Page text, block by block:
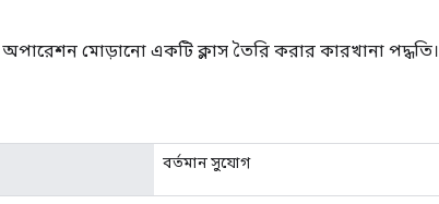
মোড়ানো একটি ক্লাস তৈরি করার কারখানা পদ্ধতি।
বর্তমান সুযোগ